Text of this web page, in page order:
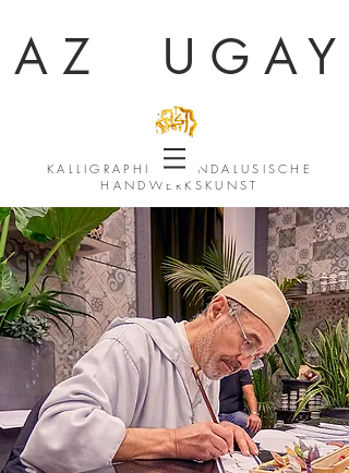
AZ UGAY
KALLIGRAPHIE & ANDALUSISCHE
HANDWERKSKUNST